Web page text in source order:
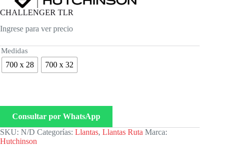
CHALLENGER TLR
Ingrese para ver precio
Medidas
700 x 28 700 x 32
Consultar por WhatsApp
SKU: N/D Categorías: Llantas, Llantas Ruta Marca:
Hutchinson